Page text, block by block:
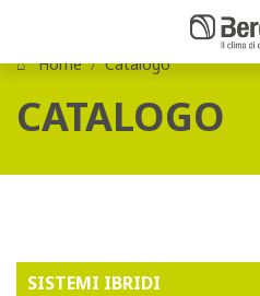
Home Catalogo
CATALOGO
SISTEMI IBRIDI